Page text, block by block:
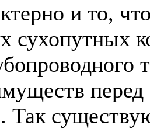
и то,
сухопутных
Так